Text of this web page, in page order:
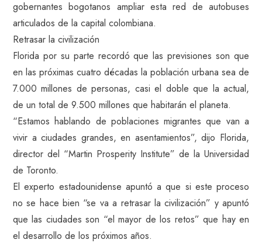
gobernantes bogotanos ampliar esta red de autobuses
articulados de la capital colombiana.
Retrasar la civilización
Florida por su parte recordó que las previsiones son que
en las próximas cuatro décadas la población urbana sea de
7.000 millones de personas, casi el doble que la actual,
de un total de 9.500 millones que habitarán el planeta.
“Estamos hablando de poblaciones migrantes que van a
vivir a ciudades grandes, en asentamientos”, dijo Florida,
director del “Martin Prosperity Institute” de la Universidad
de Toronto.
El experto estadounidense apuntó a que si este proceso
no se hace bien “se va a retrasar la civilización” y apuntó
que las ciudades son “el mayor de los retos” que hay en
el desarrollo de los próximos años.